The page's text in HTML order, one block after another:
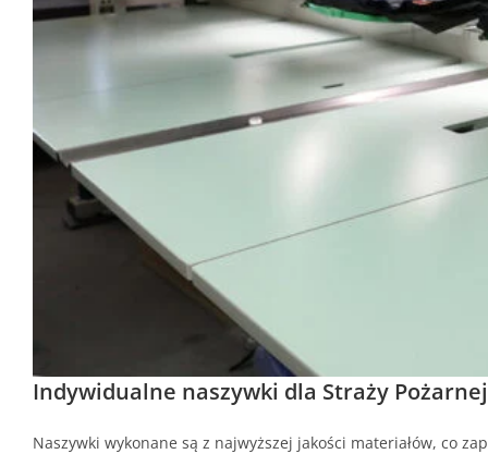
Indywidualne naszywki dla Straży
Naszywki wykonane są z najwyższej jakości materiałów, co